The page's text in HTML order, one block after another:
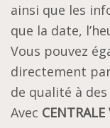
ainsi que les
que la date,
Vous pouvez
directement
de qualité à
Avec CENTRALE